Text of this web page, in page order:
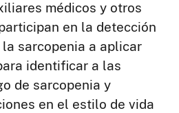
médicos y otros
en la detección
sarcopenia a aplicar
identificar a las
de sarcopenia y
en el estilo de vida